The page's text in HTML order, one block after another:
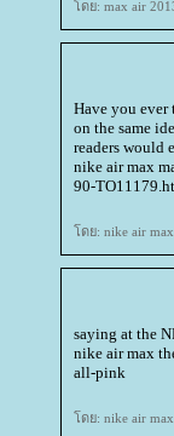
ดย: max air
Have you ever
on the same
readers would
nike air max
90-
ดย: nike air max
saying at the
nike air max
all-pink
ดย: nike air max